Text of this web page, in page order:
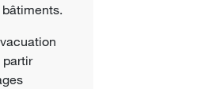
partir